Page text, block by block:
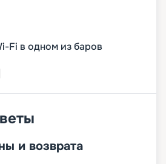
Fi в одном из баров
и возврата